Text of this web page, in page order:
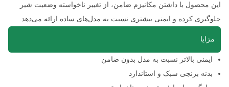
این محصول با داشتن مکانیزم ضامن، از تغییر ناخواسته وضعیت شیر
جلوگیری کرده و ایمنی بیشتری نسبت به مدل‌های ساده ارائه می‌دهد.
مزایا
ایمنی بالاتر نسبت به مدل بدون ضامن
بدنه برنجی سبک و استاندارد